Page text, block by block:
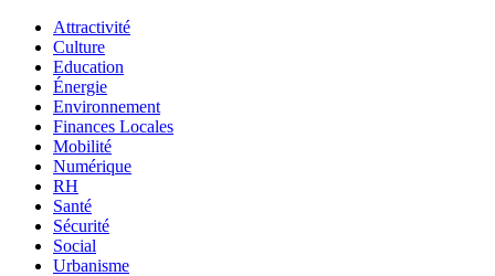
Attractivité
Culture
Education
Énergie
Environnement
Finances Locales
Mobilité
Numérique
RH
Santé
Sécurité
Social
Urbanisme